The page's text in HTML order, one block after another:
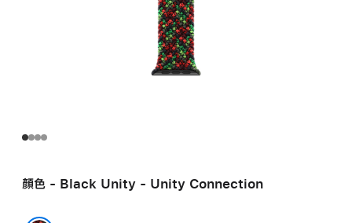
顏色 - Black Unity - Unity Connection